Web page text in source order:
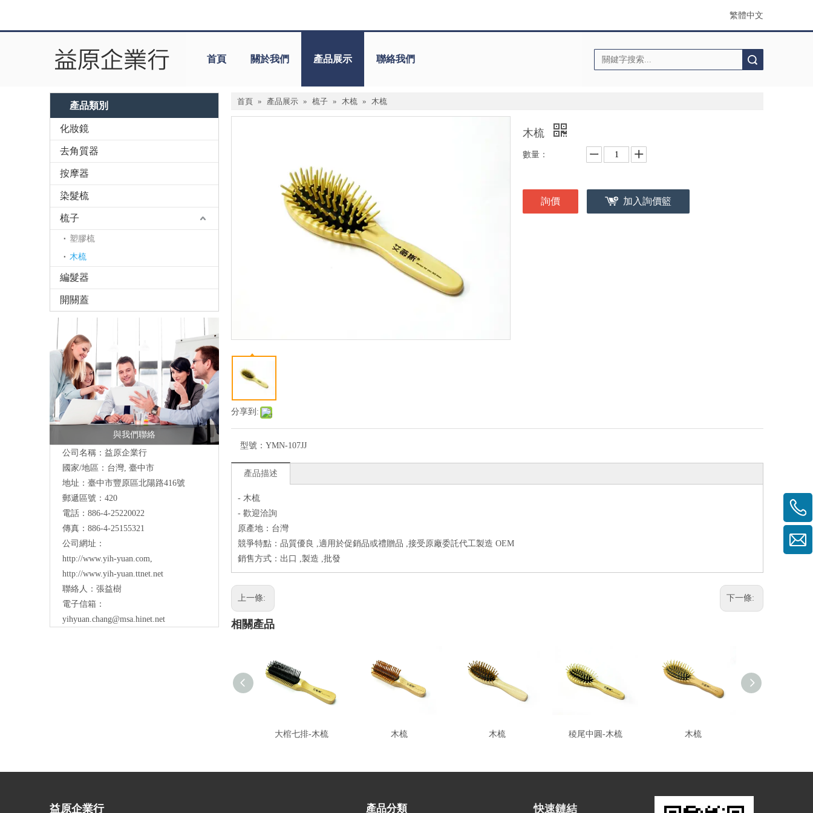
繁體中文
首頁 關於我們 產品展示 聯絡我們
產品類別
化妝鏡
去角質器
按摩器
染髮梳
梳子
塑膠梳
木梳
編髮器
開關蓋
與我們聯絡
公司名稱：益原企業行
國家/地區：台灣, 臺中市
地址： 臺中市豐原區北陽路416號
郵遞區號：420
電話：886-4-25220022
傳真：886-4-25155321
公司網址：
http://www.yih-yuan.com,
http://www.yih-yuan.ttnet.net
聯絡人：張益樹
電子信箱：
yihyuan.chang@msa.hinet.net
首頁 » 產品展示 » 梳子 » 木梳 » 木梳
分享到:
木梳
數量：
詢價 加入詢價籃
型號： YMN-107JJ
產品描述
- 木梳
- 歡迎洽詢
原產地：台灣
競爭特點：品質優良 ,適用於促銷品或禮贈品 ,接受原廠委託代工製造 OEM
銷售方式：出口 ,製造 ,批發
上一條: 下一條:
相關產品
大棺七排-木梳 木梳 木梳 稜尾中圓-木梳 木梳
益原企業行 產品分類 快速鏈結